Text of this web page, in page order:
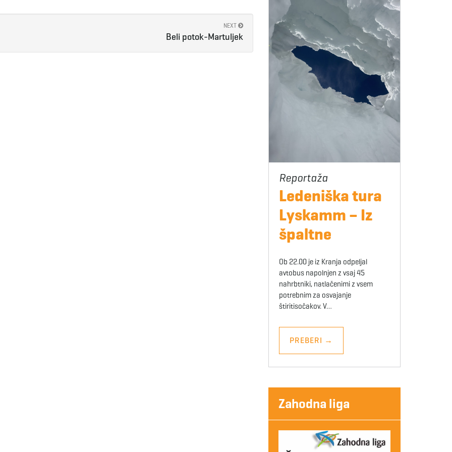
NEXT
Beli potok-Martuljek
Ledeniška tura
Lyskamm – Iz
špaltne
Ob 22.00 je iz Kranja odpeljal
avtobus napolnjen z vsaj 45
nahrbtniki, natlačenimi z vsem
potrebnim za osvajanje
štiritisočakov. V…
PREBERI →
Zahodna liga